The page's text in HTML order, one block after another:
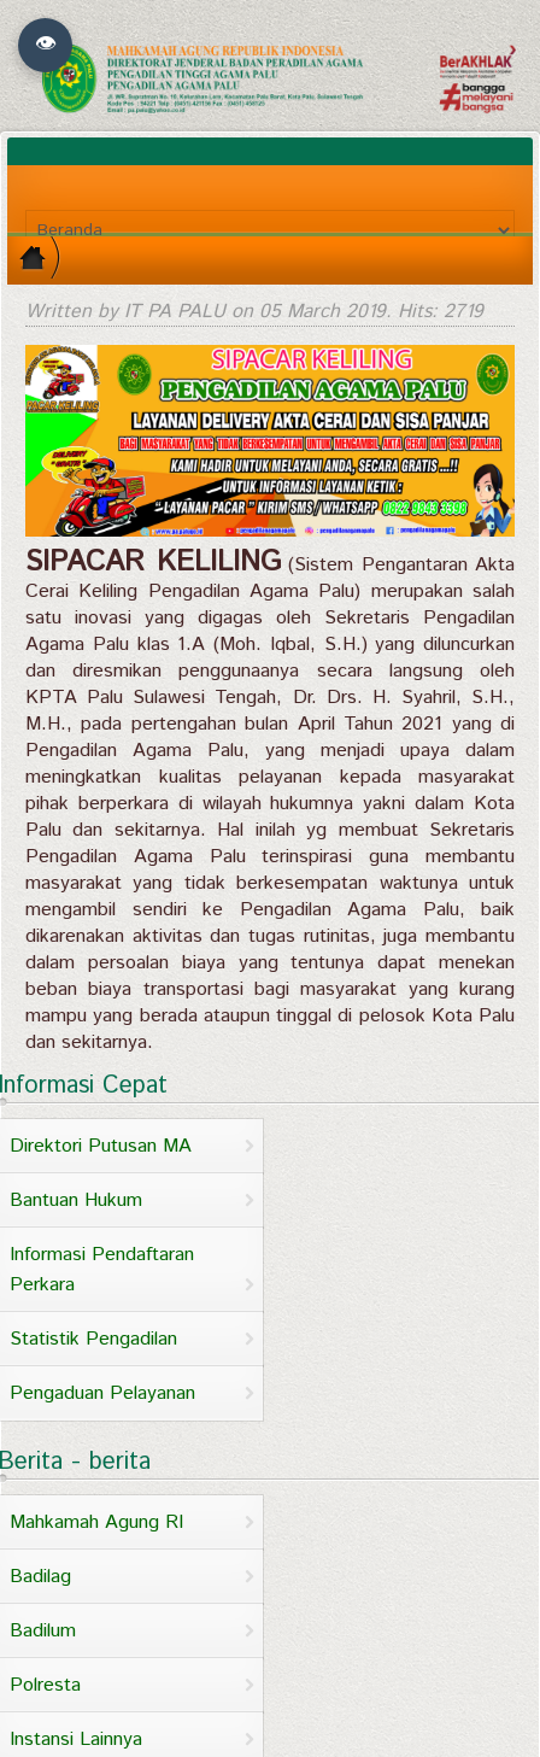
Written by IT PA PALU on 05 March 2019. Hits: 2719
SIPACAR KELILING (Sistem Pengantaran Akta
Cerai Keliling Pengadilan Agama Palu) merupakan salah
satu inovasi yang digagas oleh Sekretaris Pengadilan
Agama Palu klas 1.A (Moh. Iqbal, S.H.) yang diluncurkan
dan diresmikan penggunaanya secara langsung oleh
KPTA Palu Sulawesi Tengah, Dr. Drs. H. Syahril, S.H.,
M.H., pada pertengahan bulan April Tahun 2021 yang di
Pengadilan Agama Palu, yang menjadi upaya dalam
meningkatkan kualitas pelayanan kepada masyarakat
pihak berperkara di wilayah hukumnya yakni dalam Kota
Palu dan sekitarnya. Hal inilah yg membuat Sekretaris
Pengadilan Agama Palu terinspirasi guna membantu
masyarakat yang tidak berkesempatan waktunya untuk
mengambil sendiri ke Pengadilan Agama Palu, baik
dikarenakan aktivitas dan tugas rutinitas, juga membantu
dalam persoalan biaya yang tentunya dapat menekan
beban biaya transportasi bagi masyarakat yang kurang
mampu yang berada ataupun tinggal di pelosok Kota Palu
dan sekitarnya.
Cepat
Direktori Putusan MA
Bantuan Hukum
Informasi Pendaftaran
Perkara
Statistik Pengadilan
Pengaduan Pelayanan
- berita
Mahkamah Agung RI
Badilag
Badilum
Polresta
Instansi Lainnya
👁